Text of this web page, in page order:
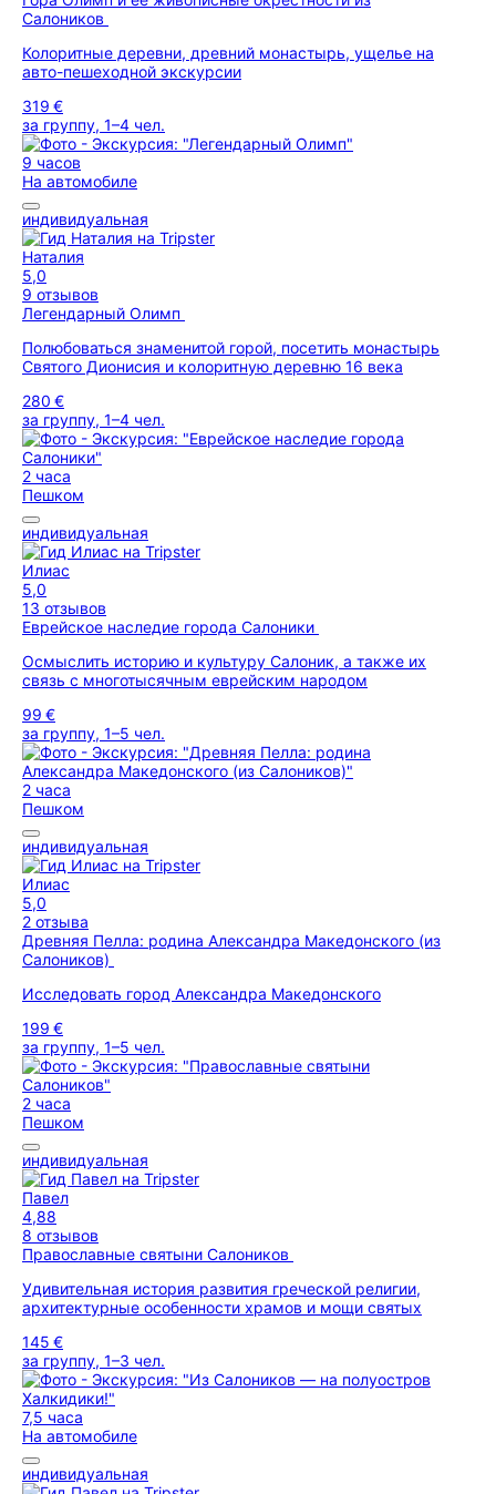
Салоников
Колоритные деревни, древний монастырь, ущелье на
авто-пешеходной экскурсии
319 €
за группу, 1–4 чел.
9 часов
На автомобиле
индивидуальная
Наталия
5,0
9 отзывов
Легендарный Олимп
Полюбоваться знаменитой горой, посетить монастырь
Святого Дионисия и колоритную деревню 16 века
280 €
за группу, 1–4 чел.
2 часа
Пешком
индивидуальная
Илиас
5,0
13 отзывов
Еврейское наследие города Салоники
Осмыслить историю и культуру Салоник, а также их
связь с многотысячным еврейским народом
99 €
за группу, 1–5 чел.
2 часа
Пешком
индивидуальная
Илиас
5,0
2 отзыва
Древняя Пелла: родина Александра Македонского (из
Салоников)
Исследовать город Александра Македонского
199 €
за группу, 1–5 чел.
2 часа
Пешком
индивидуальная
Павел
4,88
8 отзывов
Православные святыни Салоников
Удивительная история развития греческой религии,
архитектурные особенности храмов и мощи святых
145 €
за группу, 1–3 чел.
7,5 часа
На автомобиле
индивидуальная